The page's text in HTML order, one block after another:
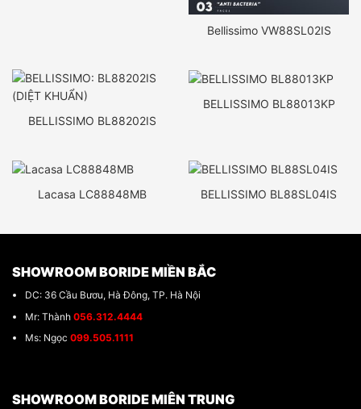
Bellissimo VW88SL02IS
BELLISSIMO BL88202IS
BELLISSIMO BL88013KP
Lacasa LC88848MB BELLISSIMO BL88SL04IS
SHOWROOM BORIDE MIỀN BẮC
DC: 36 Cầu Bươu, Hà Đông, TP. Hà Nội
Mr: Thành 056.312.4444
Ms: Ngọc 099.505.1111
SHOWROOM BORIDE MIÊN TRUNG